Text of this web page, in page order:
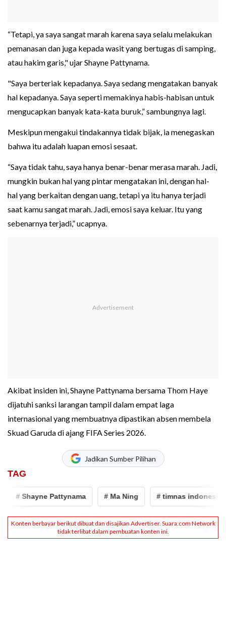
“Tetapi, ya saya sangat marah karena saya selalu melakukan
pemanasan dan juga kepada wasit yang bertugas di samping,
atau hakim garis," ujar Shayne Pattynama.
"Saya berteriak kepadanya. Saya sedang mengatakan banyak
hal kepadanya. Saya seperti memakinya habis-habisan untuk
mengucapkan banyak kata-kata buruk,” sambungnya lagi.
Meskipun mengakui tindakannya tidak bijak, ia menegaskan
bahwa itu adalah luapan emosi sesaat.
“Saya tidak tahu, saya hanya benar-benar merasa marah. Jadi,
mungkin bukan hal yang pintar mengatakan ini, dengan hal-
hal yang berkaitan dengan uang, tetapi ya itu hanya terjadi
saat kamu sangat marah. Jadi, emosi saya keluar. Itu yang
sebenarnya terjadi,” ucapnya.
Akibat insiden ini, Shayne Pattynama bersama Thom Haye
dijatuhi sanksi larangan tampil dalam empat laga
internasional yang membuatnya dipastikan absen membela
Skuad Garuda di ajang FIFA Series 2026.
Jadikan Sumber Pilihan
TAG
# Shayne Pattynama # Ma Ning # timnas indonesia